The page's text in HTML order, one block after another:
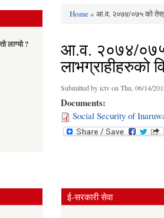
लाग्यो ?
Home» आ.व. २०७४/०७५ को तेस्रो
आ.व. २०७४/०७५
लाभग्राहीहरुको
Submitted byictvon Thu, 06/14/
Documents:
Social Security of
ई-सरकारी सेवा